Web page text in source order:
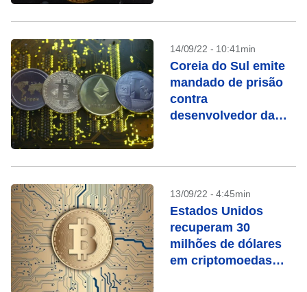
14/09/22 - 10:41min
Coreia do Sul emite
mandado de prisão
contra
desenvolvedor da
13/09/22 - 4:45min
Estados Unidos
recuperam 30
milhões de dólares
em criptomoedas